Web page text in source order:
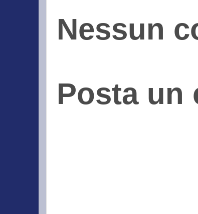
Nessun
Posta un